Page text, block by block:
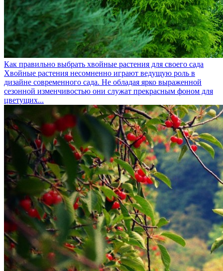
Как правильно выбрать хвойные растения для своего сада
Хвойные растения несомненно играют ведущую роль в
дизайне современного сада. Не обладая ярко выраженной
сезонной изменчивостью они служат прекрасным фоном для
цветущих...